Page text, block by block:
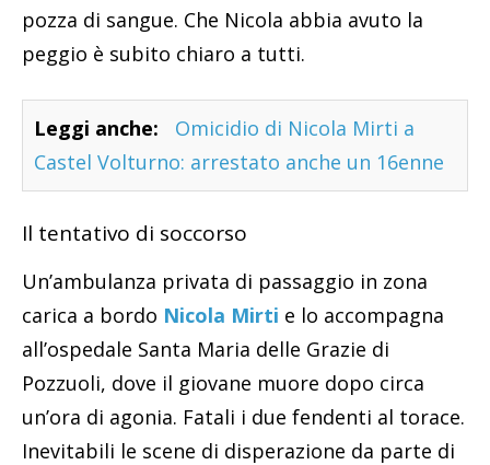
pozza di sangue. Che Nicola abbia avuto la
peggio è subito chiaro a tutti.
Leggi anche:
Omicidio di Nicola Mirti a
Castel Volturno: arrestato anche un 16enne
Il tentativo di soccorso
Un’ambulanza privata di passaggio in zona
carica a bordo Nicola Mirti e lo accompagna
all’ospedale Santa Maria delle Grazie di
Pozzuoli, dove il giovane muore dopo circa
un’ora di agonia. Fatali i due fendenti al torace.
Inevitabili le scene di disperazione da parte di